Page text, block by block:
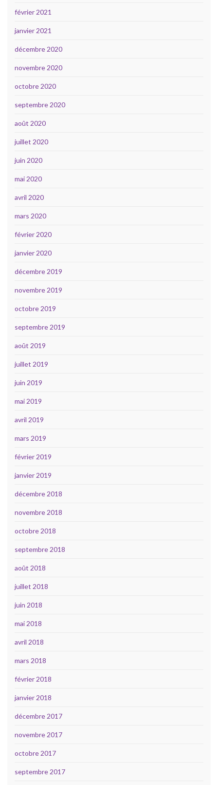
février 2021
janvier 2021
décembre 2020
novembre 2020
octobre 2020
septembre 2020
août 2020
juillet 2020
juin 2020
mai 2020
avril 2020
mars 2020
février 2020
janvier 2020
décembre 2019
novembre 2019
octobre 2019
septembre 2019
août 2019
juillet 2019
juin 2019
mai 2019
avril 2019
mars 2019
février 2019
janvier 2019
décembre 2018
novembre 2018
octobre 2018
septembre 2018
août 2018
juillet 2018
juin 2018
mai 2018
avril 2018
mars 2018
février 2018
janvier 2018
décembre 2017
novembre 2017
octobre 2017
septembre 2017